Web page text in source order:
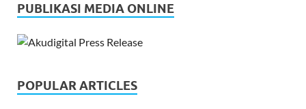
PUBLIKASI MEDIA ONLINE
POPULAR ARTICLES